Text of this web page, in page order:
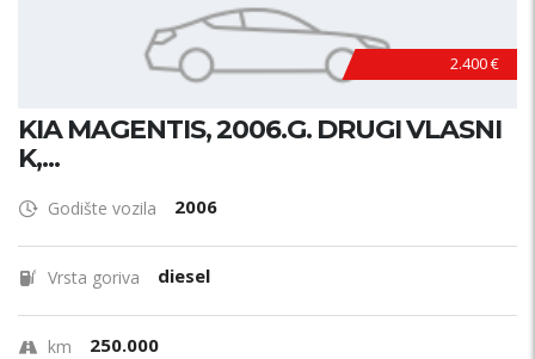
2.400 €
KIA MAGENTIS, 2006.G. DRUGI VLASNI
K,...
Godište vozila 2006
Vrsta goriva diesel
km 250.000